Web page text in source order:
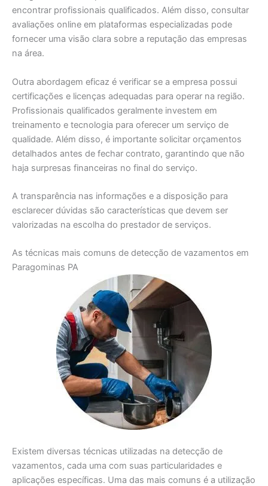
encontrar profissionais qualificados. Além disso, consultar
avaliações online em plataformas especializadas pode
fornecer uma visão clara sobre a reputação das empresas
na área.
Outra abordagem eficaz é verificar se a empresa possui
certificações e licenças adequadas para operar na região.
Profissionais qualificados geralmente investem em
treinamento e tecnologia para oferecer um serviço de
qualidade. Além disso, é importante solicitar orçamentos
detalhados antes de fechar contrato, garantindo que não
haja surpresas financeiras no final do serviço.
A transparência nas informações e a disposição para
esclarecer dúvidas são características que devem ser
valorizadas na escolha do prestador de serviços.
As técnicas mais comuns de detecção de vazamentos em
Paragominas PA
Existem diversas técnicas utilizadas na detecção de
vazamentos, cada uma com suas particularidades e
aplicações específicas. Uma das mais comuns é a utilização